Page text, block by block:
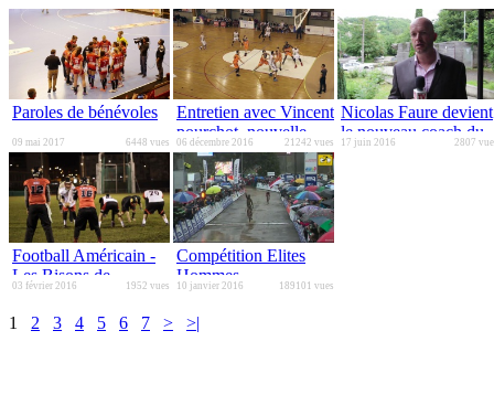
Paroles de bénévoles
09 mai 2017 6448 vues
Entretien avec Vincent
pourchot, nouvelle
recrue du BesAC
06 décembre 2016 21242 vues
Nicolas Faure devient
le nouveau coach du
BesAC
17 juin 2016 2807
Football Américain -
Les Bisons de
Besançon
03 février 2016 1952 vues
Compétition Elites
Hommes -
Championnat de
France de Cyclo-cross
2016
10 janvier 2016 189101 vues
1 2 3 4 5 6 7 > >|